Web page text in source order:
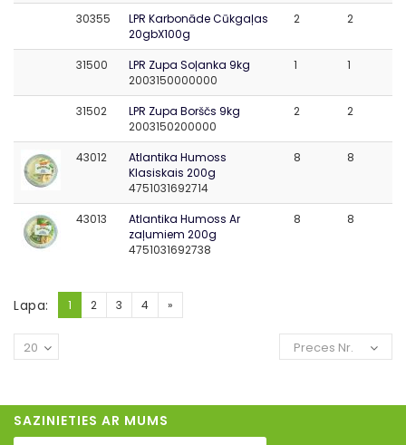
30355
LPR Karbonāde Cūkgaļas
20gbX100g
2 2
31500
LPR Zupa Soļanka 9kg
2003150000000
1 1
31502
LPR Zupa Borščs 9kg
2003150200000
2 2
43012
Atlantika Humoss
Klasiskais 200g
4751031692714
8 8
43013
Atlantika Humoss Ar
zaļumiem 200g
4751031692738
8 8
Lapa: 1 2 3 4 »
Preces Nr.
20
SAZINIETIES AR MUMS